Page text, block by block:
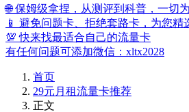
🌐 保姆级拿捏，从测评到科普，一切
📱 避免问题卡、拒绝套路卡，为您精
💯 快来找最适合自己的流量卡
有任何问题可添加微信：xltx2028
首页
29元月租流量卡推荐
正文